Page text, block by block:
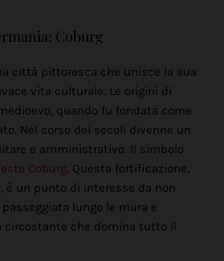
Coburg
città pittoresca che unisce la sua
vita culturale. Le origini di
quando fu fondata come
Nel corso dei secoli divenne un
e amministrativo. Il simbolo
Coburg. Questa fortificazione,
è un punto di interesse da non
passeggiata lungo le mura e
circostante che domina tutto il